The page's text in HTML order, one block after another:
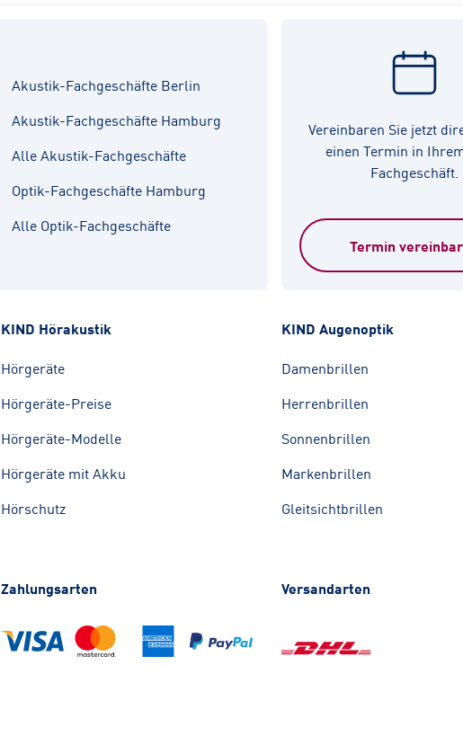
Akustik-Fachgeschäfte Berlin
Akustik-Fachgeschäfte Hamburg
Alle Akustik-Fachgeschäfte
Optik-Fachgeschäfte Hamburg
Alle Optik-Fachgeschäfte
Vereinbaren Sie jetzt
einen Termin in
Fachgeschäft.
Termin
KIND Hörakustik
Hörgeräte
Hörgeräte-Preise
Hörgeräte-Modelle
Hörgeräte mit Akku
Hörschutz
KIND Augenoptik
Damenbrillen
Herrenbrillen
Sonnenbrillen
Markenbrillen
Gleitsichtbrillen
Zahlungsarten Versandarten